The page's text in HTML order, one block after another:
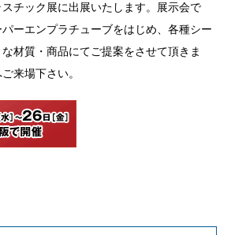
チック展に出展いたします。展示会で
ーエンプラチューブをはじめ、各種シー
材質・商品にてご提案をさせて頂きま
来場下さい。